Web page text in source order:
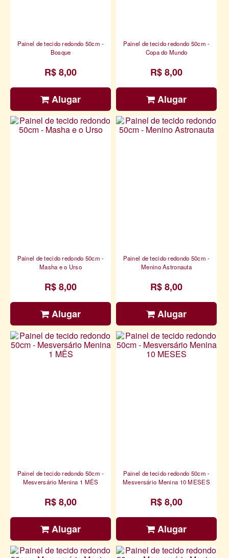
Painel de tecido redondo 50cm -
Bosque
R$ 8,00
Alugar
Painel de tecido redondo 50cm -
Copa do Mundo
R$ 8,00
Alugar
Painel de tecido redondo 50cm -
Masha e o Urso
R$ 8,00
Alugar
Painel de tecido redondo 50cm -
Menino Astronauta
R$ 8,00
Alugar
Painel de tecido redondo 50cm -
Mesversário Menina 1 MÊS
R$ 8,00
Alugar
Painel de tecido redondo 50cm -
Mesversário Menina 10 MESES
R$ 8,00
Alugar